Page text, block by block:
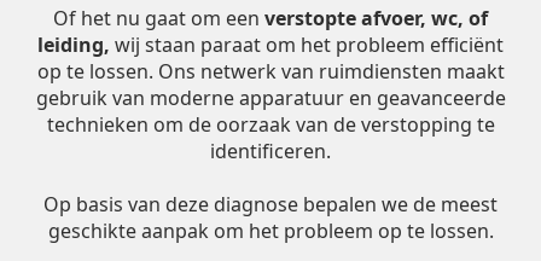
Of het nu gaat om een verstopte afvoer, wc, of
leiding, wij staan paraat om het probleem efficiënt
op te lossen. Ons netwerk van ruimdiensten maakt
gebruik van moderne apparatuur en geavanceerde
technieken om de oorzaak van de verstopping te
identificeren.
Op basis van deze diagnose bepalen we de meest
geschikte aanpak om het probleem op te lossen.